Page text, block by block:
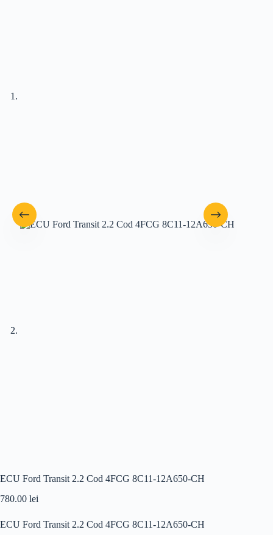
ECU Ford Transit 2.2 Cod 4FCG 8C11-12A650-CH
780.00 lei
ECU Ford Transit 2.2 Cod 4FCG 8C11-12A650-CH